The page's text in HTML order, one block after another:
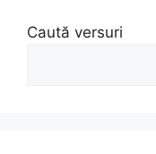
Caută versuri